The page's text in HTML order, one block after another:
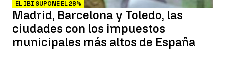
EL IBI SUPONE EL 28%
Madrid, Barcelona y Toledo, las
ciudades con los impuestos
municipales más altos de España